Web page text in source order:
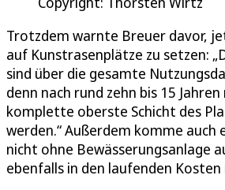
Trotzdem warnte Breuer davor,
auf Kunstrasenplätze zu setzen:
sind über die gesamte
denn nach rund zehn bis 15 Jahren
komplette oberste Schicht des
werden.“ Außerdem komme auch
nicht ohne Bewässerungsanlage
ebenfalls in den laufenden Kosten